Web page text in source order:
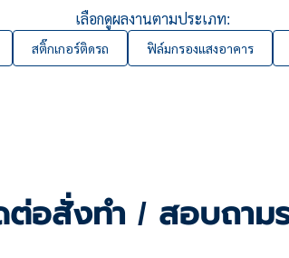
เลือกดูผลงานตามประเภท:
สติ๊กเกอร์ติดรถ ฟิล์มกรองแสงอาคาร
อสั่งทำ / สอบถาม